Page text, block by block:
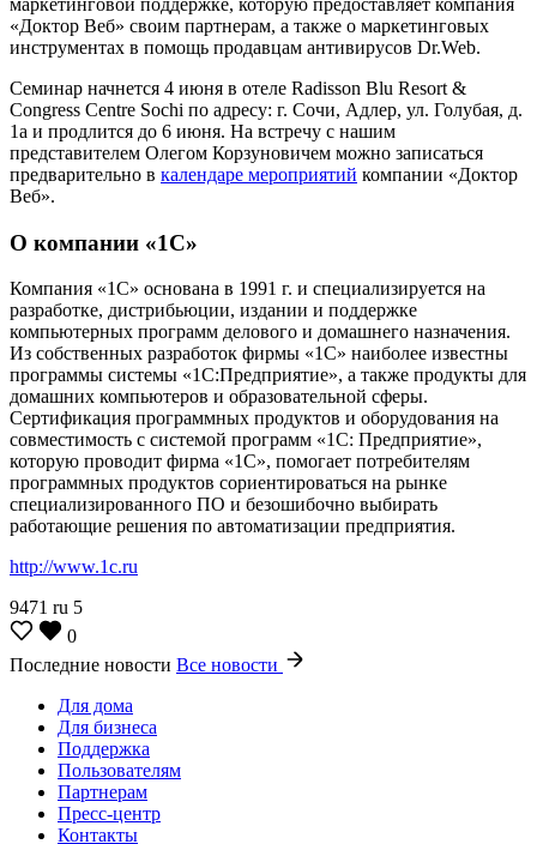
«Доктор Веб» своим партнерам, а также о маркетинговых
инструментах в помощь продавцам антивирусов Dr.Web.
Семинар начнется 4 июня в отеле Radisson Blu Resort &
Congress Centre Sochi по адресу: г. Сочи, Адлер, ул. Голубая, д.
1а и продлится до 6 июня. На встречу с нашим
представителем Олегом Корзуновичем можно записаться
предварительно в календаре мероприятий компании «Доктор
Веб».
О компании «1С»
Компания «1С» основана в 1991 г. и специализируется на
разработке, дистрибьюции, издании и поддержке
компьютерных программ делового и домашнего назначения.
Из собственных разработок фирмы «1С» наиболее известны
программы системы «1С:Предприятие», а также продукты для
домашних компьютеров и образовательной сферы.
Сертификация программных продуктов и оборудования на
совместимость с системой программ «1С: Предприятие»,
которую проводит фирма «1С», помогает потребителям
программных продуктов сориентироваться на рынке
специализированного ПО и безошибочно выбирать
работающие решения по автоматизации предприятия.
http://www.1c.ru
9471 ru 5
0
Последние новости Все новости
Для дома
Для бизнеса
Поддержка
Пользователям
Партнерам
Пресс-центр
Контакты